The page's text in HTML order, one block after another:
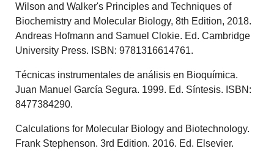
Wilson and Walker's Principles and Techniques of
Biochemistry and Molecular Biology, 8th Edition, 2018.
Andreas Hofmann and Samuel Clokie. Ed. Cambridge
University Press. ISBN: 9781316614761.
Técnicas instrumentales de análisis en Bioquímica.
Juan Manuel García Segura. 1999. Ed. Síntesis. ISBN:
8477384290.
Calculations for Molecular Biology and Biotechnology.
Frank Stephenson. 3rd Edition. 2016. Ed. Elsevier.